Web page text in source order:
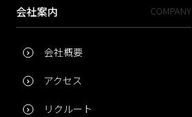
会社案内 COMPANY
会社概要
アクセス
リクルート